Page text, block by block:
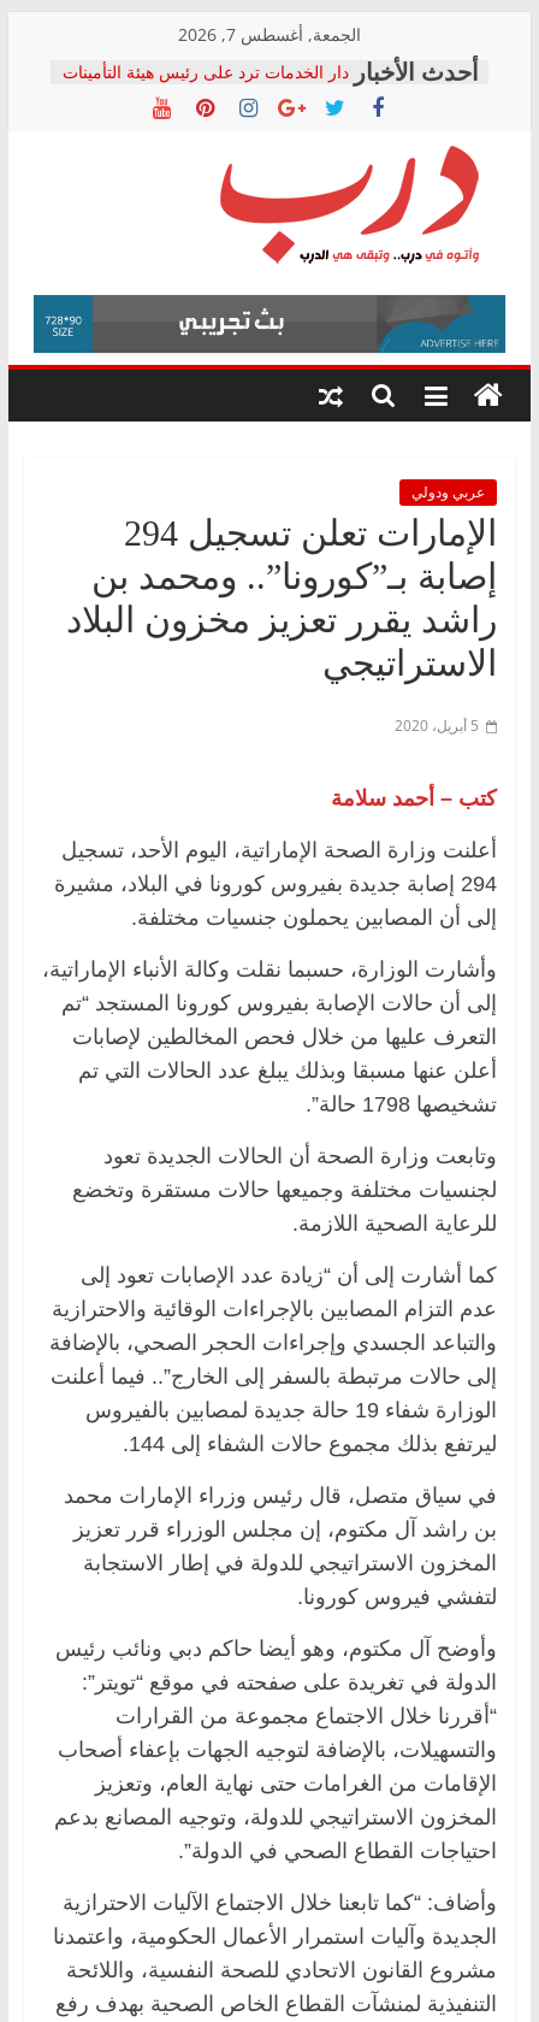
content
الجمعة, أغسطس 7, 2026
دار الخدمات ترد على رئيس هيئة التأمينات
بعد مؤتمره الصحفي: إنكار الأزمة لا ينهي
معاناة أصحاب المعاشات.. ونطالب بكشف
فرحات سليمان يكتب: القطاع الصحي إلى
أين؟
حزب التحالف الشعبي يطلق لجنة “الحق
في الصحة” بالإسكندرية لرصد الانتهاكات
ودعم المرضى
الوزاري لمدينة الصحفيين.. وانتهاء أعمال
إنشاء المبنى الإداري
المجلس القومي لحقوق الإنسان يعلن
متابعة قضية الدكتور محمد زهران.. ويؤكد:
قرينة البراءة وضمانات المحاكمة العادلة
درب
وأتوه
درب..
وتبقى
هي
عربي ودولي
الإمارات تعلن تسجيل 294
إصابة بـ”كورونا”.. ومحمد بن
راشد يقرر تعزيز مخزون البلاد
الاستراتيجي
5 أبريل، 2020
كتب – أحمد سلامة
أعلنت وزارة الصحة الإماراتية، اليوم الأحد، تسجيل
294 إصابة جديدة بفيروس كورونا في البلاد، مشيرة
إلى أن المصابين يحملون جنسيات مختلفة.
وأشارت الوزارة، حسبما نقلت وكالة الأنباء الإماراتية،
إلى أن حالات الإصابة بفيروس كورونا المستجد “تم
التعرف عليها من خلال فحص المخالطين لإصابات
أعلن عنها مسبقا وبذلك يبلغ عدد الحالات التي تم
تشخيصها 1798 حالة”.
وتابعت وزارة الصحة أن الحالات الجديدة تعود
لجنسيات مختلفة وجميعها حالات مستقرة وتخضع
للرعاية الصحية اللازمة.
كما أشارت إلى أن “زيادة عدد الإصابات تعود إلى
عدم التزام المصابين بالإجراءات الوقائية والاحترازية
والتباعد الجسدي وإجراءات الحجر الصحي، بالإضافة
إلى حالات مرتبطة بالسفر إلى الخارج”.. فيما أعلنت
الوزارة شفاء 19 حالة جديدة لمصابين بالفيروس
ليرتفع بذلك مجموع حالات الشفاء إلى 144.
في سياق متصل، قال رئيس وزراء الإمارات محمد
بن راشد آل مكتوم، إن مجلس الوزراء قرر تعزيز
المخزون الاستراتيجي للدولة في إطار الاستجابة
لتفشي فيروس كورونا.
وأوضح آل مكتوم، وهو أيضا حاكم دبي ونائب رئيس
الدولة في تغريدة على صفحته في موقع “تويتر”:
“أقررنا خلال الاجتماع مجموعة من القرارات
والتسهيلات، بالإضافة لتوجيه الجهات بإعفاء أصحاب
الإقامات من الغرامات حتى نهاية العام، وتعزيز
المخزون الاستراتيجي للدولة، وتوجيه المصانع بدعم
احتياجات القطاع الصحي في الدولة”.
وأضاف: “كما تابعنا خلال الاجتماع الآليات الاحترازية
الجديدة وآليات استمرار الأعمال الحكومية، واعتمدنا
مشروع القانون الاتحادي للصحة النفسية، واللائحة
التنفيذية لمنشآت القطاع الخاص الصحية بهدف رفع